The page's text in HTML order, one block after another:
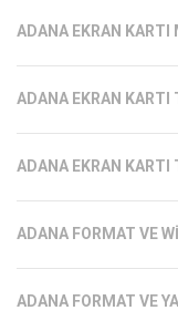
ADANA EKRAN KARTI
ADANA EKRAN KARTI
ADANA EKRAN KARTI
ADANA FORMAT VE
ADANA FORMAT VE